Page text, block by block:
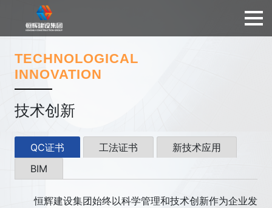
TECHNOLOGICAL
INNOVATION
技术创新
QC证书 工法证书
新技术应用
BIM
恒辉建设集团始终以科学管理和技术创新作为企业发